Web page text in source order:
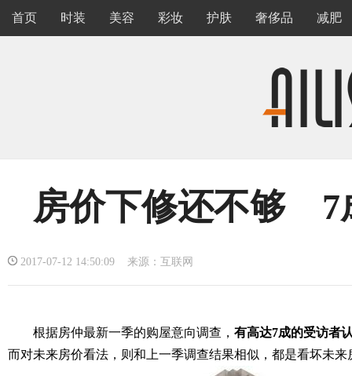
首页 时装 美容 彩妆 护肤 奢侈品 减肥
房价下修还不够 7
2017-07-12 14:50:09 来源：互联网
根据房仲最新一季的购屋意向调查， 有高达7成的受访者
而对未来房价看法，则和上一季调查结果相似，都是看坏未